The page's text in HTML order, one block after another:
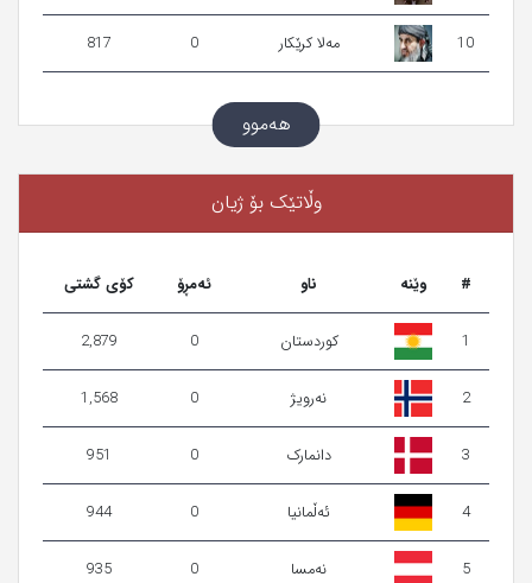
10 مەلا کرێکار 0
817
هەموو
وڵاتێک بۆ ژیان
# وێنه‌ ناو ئەمڕۆ کۆی گشتی
1 كوردستان 0
2,879
2 نەرویژ 0
1,568
3 دانمارک 0
951
4 ئەڵمانیا 0
944
5 نەمسا 0
935